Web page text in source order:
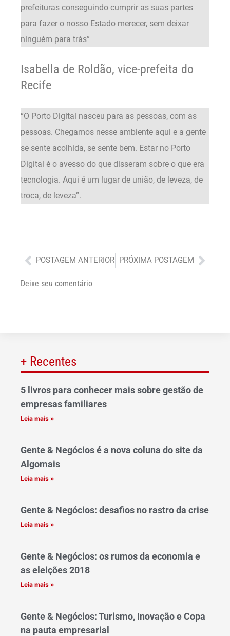
prefeituras conseguindo cumprir as suas partes
para fazer o nosso Estado merecer, sem deixar
ninguém para trás”
Isabella de Roldão, vice-prefeita do
Recife
“O Porto Digital nasceu para as pessoas, com as
pessoas. Chegamos nesse ambiente aqui e a gente
se sente acolhida, se sente bem. Estar no Porto
Digital é o avesso do que disseram sobre o que era
tecnologia. Aqui é um lugar de união, de leveza, de
troca, de leveza”.
Anterior
POSTAGEM ANTERIOR PRÓXIMA POSTAGEM
Deixe seu comentário
+ Recentes
5 livros para conhecer mais sobre gestão de
empresas familiares
Leia mais »
Gente & Negócios é a nova coluna do site da
Algomais
Leia mais »
Gente & Negócios: desafios no rastro da crise
Leia mais »
Gente & Negócios: os rumos da economia e
as eleições 2018
Leia mais »
Gente & Negócios: Turismo, Inovação e Copa
na pauta empresarial